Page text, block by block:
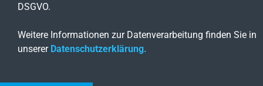
DSGVO.
Weitere Informationen zur Datenverarbeitung finden Sie in
unserer Datenschutzerklärung.